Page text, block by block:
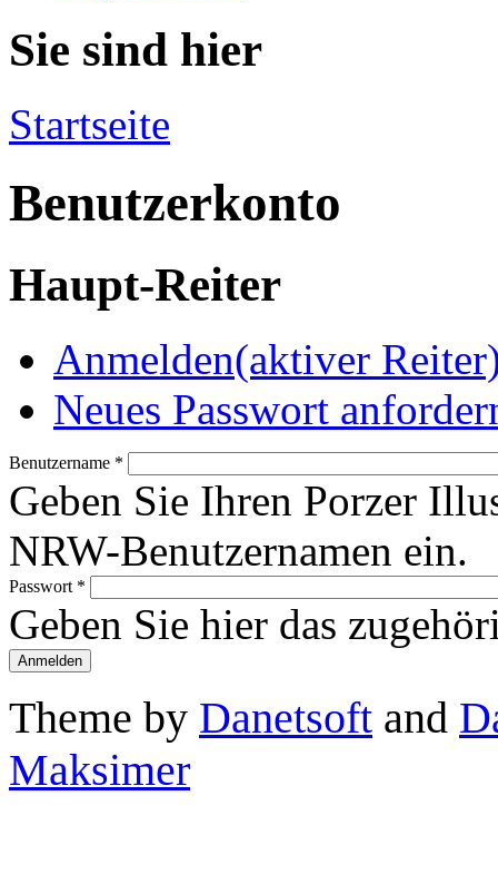
Sie sind hier
Startseite
Benutzerkonto
Haupt-Reiter
Anmelden(aktiver
Neues Passwort
Benutzername *
Geben Sie Ihren Porzer
NRW-Benutzernamen ein.
Passwort *
Geben Sie hier das
Theme by Danetsoft and
Maksimer